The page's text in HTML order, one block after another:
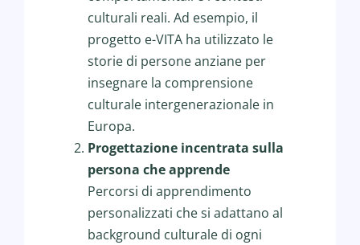
culturali reali. Ad esempio, il
progetto e-VITA ha utilizzato le
storie di persone anziane per
insegnare la comprensione
culturale intergenerazionale in
Europa.
Progettazione incentrata sulla
persona che apprende
Percorsi di apprendimento
personalizzati che si adattano al
background culturale di ogni